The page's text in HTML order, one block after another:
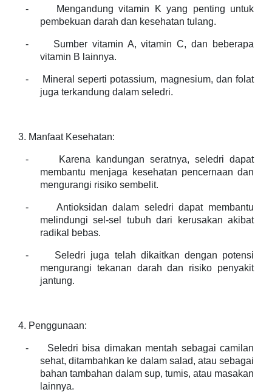
-
Mengandung vitamin K yang penting untuk
pembekuan darah dan kesehatan tulang.
-
Sumber vitamin A, vitamin C, dan beberapa
vitamin B lainnya.
-
Mineral seperti potassium, magnesium, dan folat
juga terkandung dalam seledri.
3. Manfaat Kesehatan:
-
Karena kandungan seratnya, seledri dapat
membantu menjaga kesehatan pencernaan dan
mengurangi risiko sembelit.
-
Antioksidan dalam seledri dapat membantu
melindungi sel-sel tubuh dari kerusakan akibat
radikal bebas.
-
Seledri juga telah dikaitkan dengan potensi
mengurangi tekanan darah dan risiko penyakit
jantung.
4. Penggunaan:
-
Seledri bisa dimakan mentah sebagai camilan
sehat, ditambahkan ke dalam salad, atau sebagai
bahan tambahan dalam sup, tumis, atau masakan
lainnya.